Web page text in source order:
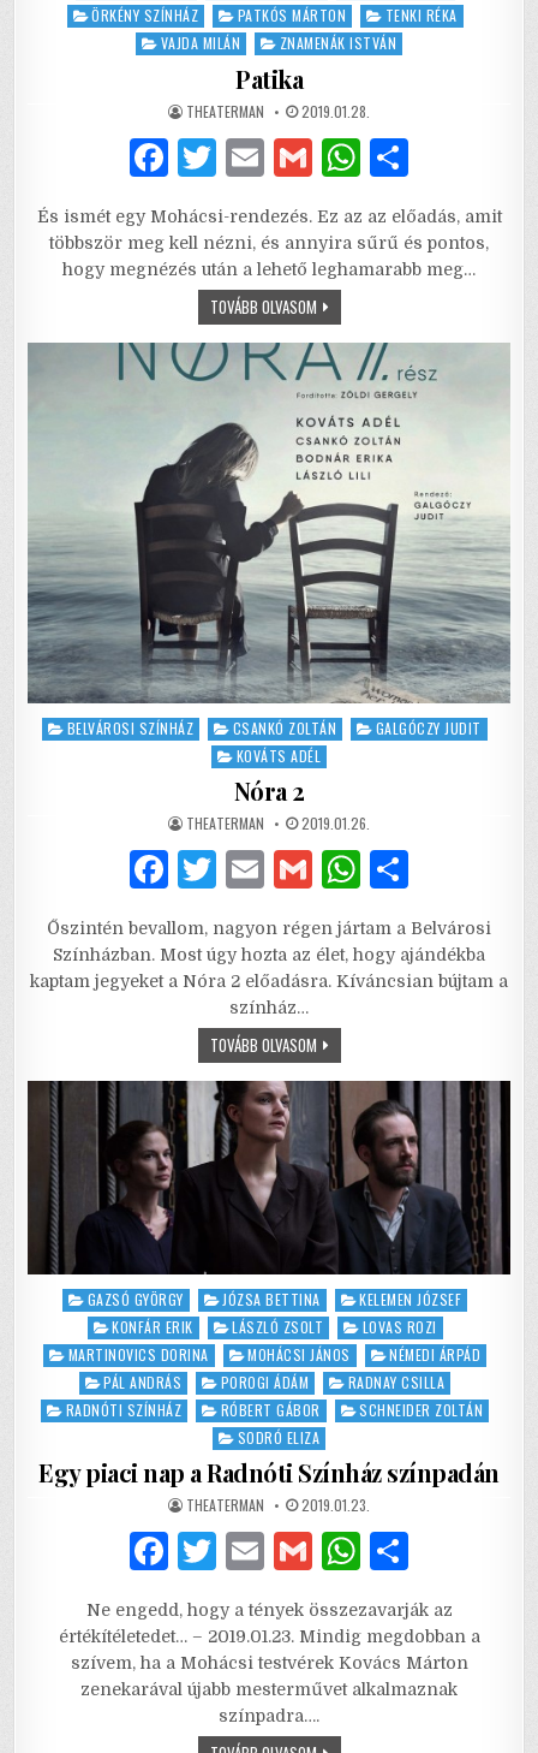
ÖRKÉNY SZÍNHÁZ
PATKÓS MÁRTON
TENKI RÉKA
VAJDA MILÁN
ZNAMENÁK ISTVÁN
Patika
AUTHOR:
THEATERMAN PUBLISHED
DATE:
2019.01.28.
F
c
e
o
o
k
T
it
te
r
E
ai
l
G
ai
l
W
at
s
p
p
ar
e
És ismét egy Mohácsi-rendezés. Ez az az előadás, amit
többször meg kell nézni, és annyira sűrű és pontos,
hogy megnézés után a lehető leghamarabb meg…
TOVÁBB OLVASOMPATIKA
Posted
BELVÁROSI SZÍNHÁZ CSANKÓ ZOLTÁN
GALGÓCZY JUDIT
KOVÁTS ADÉL
Nóra 2
AUTHOR:
THEATERMAN PUBLISHED
DATE:
2019.01.26.
F
c
e
b
o
k
T
it
te
r
E
ai
l
G
ai
l
W
at
s
p
ar
e
Őszintén bevallom, nagyon régen jártam a Belvárosi
Színházban. Most úgy hozta az élet, hogy ajándékba
kaptam jegyeket a Nóra 2 előadásra. Kíváncsian bújtam a
színház…
TOVÁBB OLVASOMNÓRA
2
Posted
GAZSÓ GYÖRGY JÓZSA BETTINA
KELEMEN JÓZSEF
KONFÁR ERIK
LÁSZLÓ ZSOLT
LOVAS ROZI
MARTINOVICS DORINA
MOHÁCSI JÁNOS
NÉMEDI ÁRPÁD
PÁL ANDRÁS
POROGI ÁDÁM
RADNAY CSILLA
RADNÓTI SZÍNHÁZ
RÓBERT GÁBOR
SCHNEIDER ZOLTÁN
SODRÓ ELIZA
Egy piaci nap a Radnóti Színház színpadán
AUTHOR:
THEATERMAN PUBLISHED
DATE:
2019.01.23.
F
c
e
b
T
it
te
r
E
ai
l
G
ai
l
W
at
s
A
ar
e
Ne engedd, hogy a tények összezavarják az
értékítéletedet… – 2019.01.23. Mindig megdobban a
szívem, ha a Mohácsi testvérek Kovács Márton
zenekarával újabb mesterművet alkalmaznak
színpadra….